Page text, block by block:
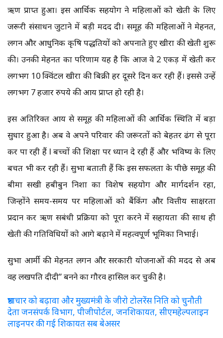
ऋण प्राप्त हुआ। इस आर्थिक सहयोग ने महिलाओं को खेती के लिए
जरूरी संसाधन जुटाने में बड़ी मदद दी। समूह की महिलाओं ने मेहनत,
लगन और आधुनिक कृषि पद्धतियों को अपनाते हुए खीरा की खेती शुरू
की। उनकी मेहनत का परिणाम यह है कि आज वे 2 एकड़ में खेती कर
लगभग 10 क्विंटल खीरा की बिक्री हर दूसरे दिन कर रही हैं। इससे उन्हें
लगभग 7 हजार रुपये की आय प्राप्त हो रही है।
इस अतिरिक्त आय से समूह की महिलाओं की आर्थिक स्थिति में बड़ा
सुधार हुआ है। अब वे अपने परिवार की जरूरतों को बेहतर ढंग से पूरा
कर पा रही हैं l बच्चों की शिक्षा पर ध्यान दे रही हैं और भविष्य के लिए
बचत भी कर रही हैं। सुभद्रा बताती हैं कि इस सफलता के पीछे समूह की
बीमा सखी हबीबुन निशा का विशेष सहयोग और मार्गदर्शन रहा,
जिन्होंने समय-समय पर महिलाओं को बैंकिंग और वित्तीय साक्षरता
प्रदान कर ऋण सबंधी प्रक्रिया को पूरा करने में सहायता की साथ ही
खेती की गतिविधियों को आगे बढ़ाने में महत्वपूर्ण भूमिका निभाई।
सुभद्रा आर्मी की मेहनत लगन और सरकारी योजनाओं की मदद से अब
वह लखपति दीदी” बनने का गौरव हासिल कर चुकी है।
भ्रष्टाचार को बढ़ावा और मुख्यमंत्री के जीरो टोलरेंस निति को चुनौती
देता जनसंपर्क विभाग, पीजीपोर्टल, जनशिकायत, सीएमहेल्पलाइन
लाइनपर की गई शिकायत सब बेअसर